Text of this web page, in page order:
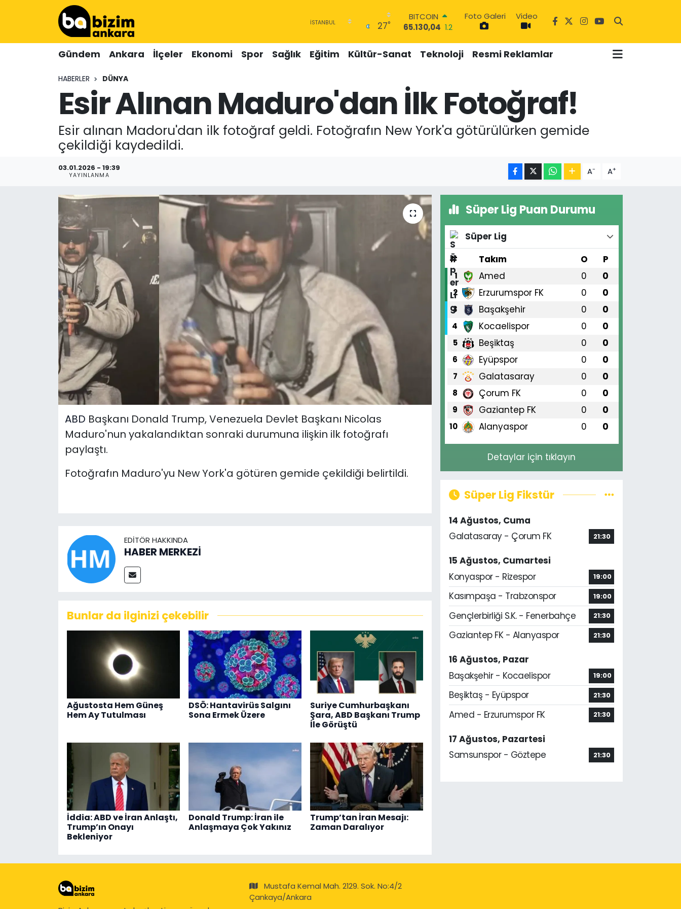
27°
BITCOIN
65.130,04 1.2
47,7106
0.17
EURO
64,4046
0.35
GRAM ALTIN
6648.99
2.59
BİST100
13.773 -19
Foto Galeri Video
Gündem Ankara İlçeler Ekonomi Spor Sağlık Eğitim Kültür-Sanat Teknoloji Resmi Reklamlar
HABERLER DÜNYA
Esir Alınan Maduro'dan İlk Fotoğraf!
Esir alınan Madoru'dan ilk fotoğraf geldi. Fotoğrafın New York'a götürülürken gemide
çekildiği kaydedildi.
03.01.2026 - 19:39
YAYINLANMA A- A+
ABD Başkanı Donald Trump, Venezuela Devlet Başkanı Nicolas
Maduro'nun yakalandıktan sonraki durumuna ilişkin ilk fotoğrafı
paylaştı.
Fotoğrafın Maduro'yu New York'a götüren gemide çekildiği belirtildi.
EDITÖR HAKKINDA
HABER MERKEZİ
Bunlar da ilginizi çekebilir
Ağustosta Hem Güneş
Hem Ay Tutulması
DSÖ: Hantavirüs Salgını
Sona Ermek Üzere
Suriye Cumhurbaşkanı
Şara, ABD Başkanı Trump
İle Görüştü
İddia: ABD ve İran Anlaştı,
Trump’ın Onayı
Bekleniyor
Donald Trump: İran ile
Anlaşmaya Çok Yakınız
Trump’tan İran Mesajı:
Zaman Daralıyor
Süper Lig Puan Durumu
Süper Lig
#
Takım O P
1 Amed 0 0
2 Erzurumspor FK 0 0
3 Başakşehir 0 0
4 Kocaelispor 0 0
5 Beşiktaş 0 0
6 Eyüpspor 0 0
7 Galatasaray 0 0
8 Çorum FK 0 0
9 Gaziantep FK 0 0
10 Alanyaspor 0 0
Detaylar için tıklayın
Süper Lig Fikstür
14 Ağustos, Cuma
Galatasaray - Çorum FK
21:30
15 Ağustos, Cumartesi
Konyaspor - Rizespor
19:00
Kasımpaşa - Trabzonspor 19:00
Gençlerbirliği S.K. - Fenerbahçe 21:30
Gaziantep FK - Alanyaspor 21:30
16 Ağustos, Pazar
Başakşehir - Kocaelispor
19:00
Beşiktaş - Eyüpspor 21:30
Amed - Erzurumspor FK 21:30
17 Ağustos, Pazartesi
Samsunspor - Göztepe
21:30
Mustafa Kemal Mah. 2129. Sok. No:4/2
Çankaya/Ankara
Hava Durumu
Süper Lig Puan Durumu ve Fikstür
Tüm Manşetler
Son Dakika Haberleri
Haber Arşivi